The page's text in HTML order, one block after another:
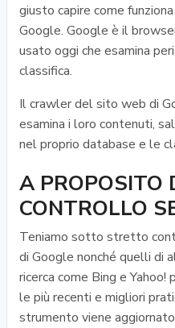
giusto capire come
Google. Google è il
usato oggi che esamina
classifica.
Il crawler del sito web di
esamina i loro contenuti,
nel proprio database e le
A PROPOSITO
CONTROLLO
Teniamo sotto stretto
di Google nonché quelli di
ricerca come Bing e
le più recenti e migliori
strumento viene